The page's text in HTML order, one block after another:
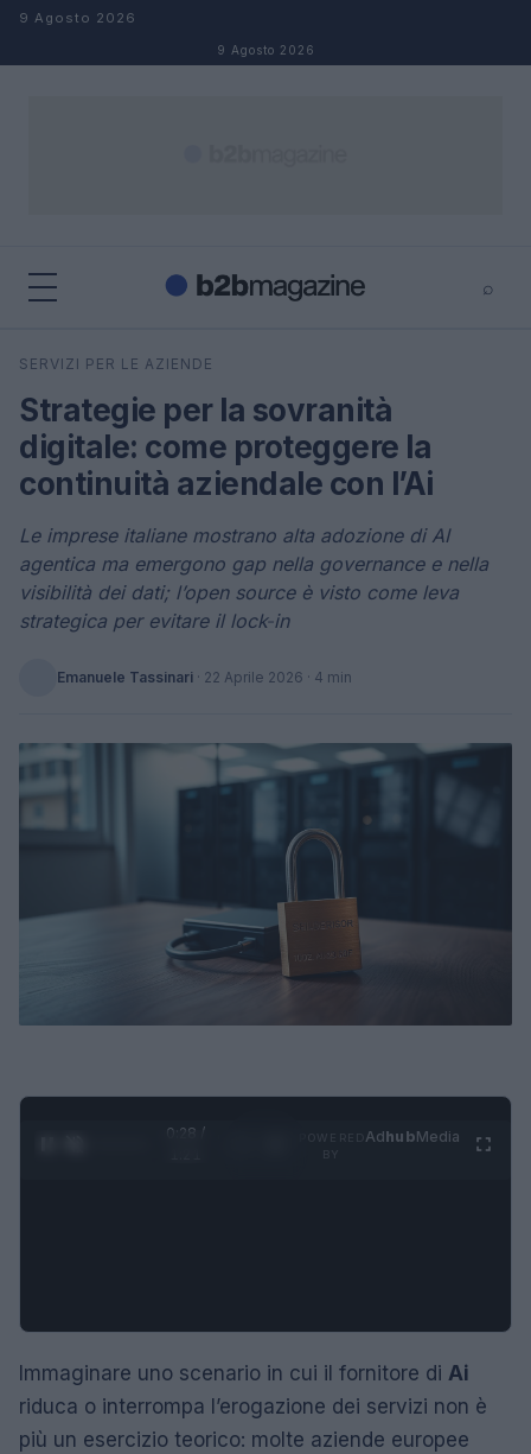
Salta al contenuto
9 Agosto 2026
9 Agosto 2026
⌕
Cerca
SERVIZI PER LE AZIENDE
Strategie per la sovranità
digitale: come proteggere la
continuità aziendale con l’Ai
Le imprese italiane mostrano alta adozione di AI
agentica ma emergono gap nella governance e nella
visibilità dei dati; l’open source è visto come leva
strategica per evitare il lock‑in
Emanuele Tassinari · 22 Aprile 2026 · 4 min
0:29 /
AdhubMedia
Immaginare uno scenario in cui il fornitore di Ai
riduca o interrompa l’erogazione dei servizi non è
più un esercizio teorico: molte aziende europee